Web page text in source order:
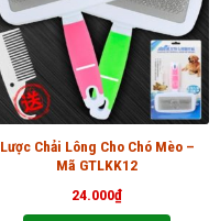
Lược Chải Lông Cho Chó Mèo –
Mã GTLKK12
24.000₫